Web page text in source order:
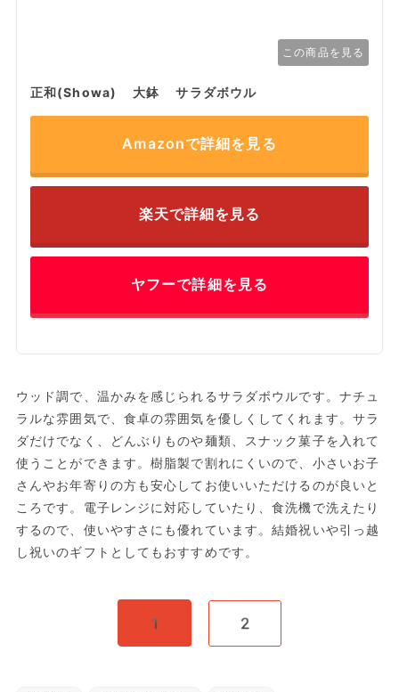
この商品を見る
正和(Showa) 大鉢 サラダボウル
Amazonで詳細を見る
楽天で詳細を見る
ヤフーで詳細を見る
ウッド調で、温かみを感じられるサラダボウルです。ナチュ
ラルな雰囲気で、食卓の雰囲気を優しくしてくれます。サラ
ダだけでなく、どんぶりものや麺類、スナック菓子を入れて
使うことができます。樹脂製で割れにくいので、小さいお子
さんやお年寄りの方も安心してお使いいただけるのが良いと
ころです。電子レンジに対応していたり、食洗機で洗えたり
するので、使いやすさにも優れています。結婚祝いや引っ越
し祝いのギフトとしてもおすすめです。
1 2